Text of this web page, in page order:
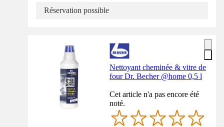
Réservation possible
Nettoyant cheminée & vitre de
four Dr. Becher @home 0,5 l
Cet article n'a pas encore été
noté.